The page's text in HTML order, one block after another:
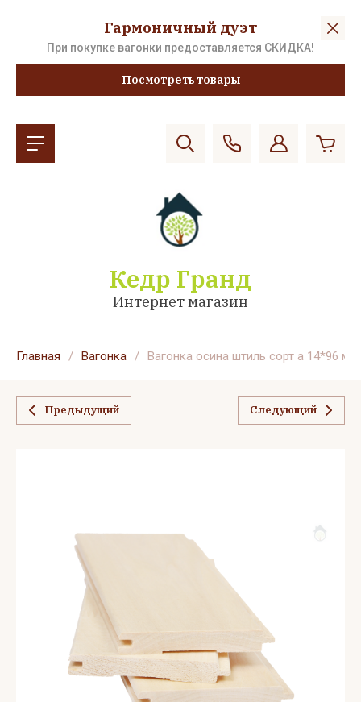
Гармоничный дуэт
При покупке вагонки предоставляется СКИДКА!
Посмотреть товары
Кедр Гранд
Интернет магазин
Главная / Вагонка / Вагонка осина штиль сорт а 14*96
Предыдущий Следующий